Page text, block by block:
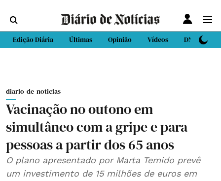
Edição Diária Últimas Opinião Vídeos DN Sport
diario-de-noticias
Vacinação no outono em
simultâneo com a gripe e para
pessoas a partir dos 65 anos
O plano apresentado por Marta Temido prevê
um investimento de 15 milhões de euros em